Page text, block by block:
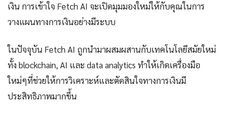
เงิน การเข้าใจ Fetch AI จะเปิดมุมมองใหม่ให้กับคุณในการ
วางแผนทางการเงินอย่างมีระบบ
ในปัจจุบัน Fetch AI ถูกนำมาผสมผสานกับเทคโนโลยีสมัยใหม่
ทั้ง blockchain, AI และ data analytics ทำให้เกิดเครื่องมือ
ใหม่ๆที่ช่วยให้การวิเคราะห์และตัดสินใจทางการเงินมี
ประสิทธิภาพมากขึ้น